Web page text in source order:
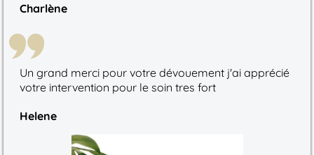
Charlène
Un grand merci pour votre dévouement j'ai apprécié
votre intervention pour le soin tres fort
Helene